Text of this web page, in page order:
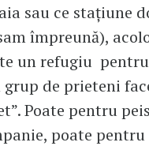
sau ce stațiune
împreună),
un refugiu
de prieteni
Poate pentru
poate